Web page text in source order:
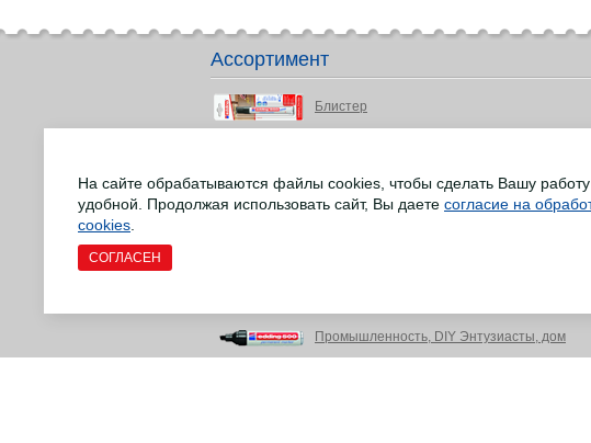
Ассортимент
Блистер
Маркеры для досок
Промышленность, DIY Энтузиасты, дом
На сайте обрабатываются файлы cookies, чтобы сделать Вашу
удобной. Продолжая использовать сайт, Вы даете согласие на
cookies
СОГЛАСЕН